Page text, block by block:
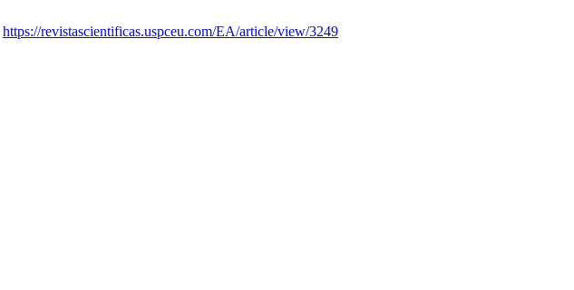
https://revistascientificas.uspceu.com/EA/article/view/3249